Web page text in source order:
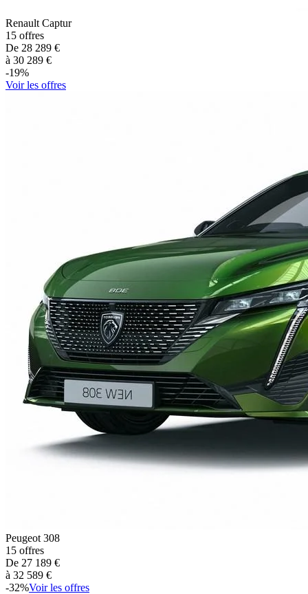
Renault Captur
15 offres
De 28 289 €
à 30 289 €
-19%
Voir les offres
Peugeot 308
15 offres
De 27 189 €
à 32 589 €
-32%Voir les offres